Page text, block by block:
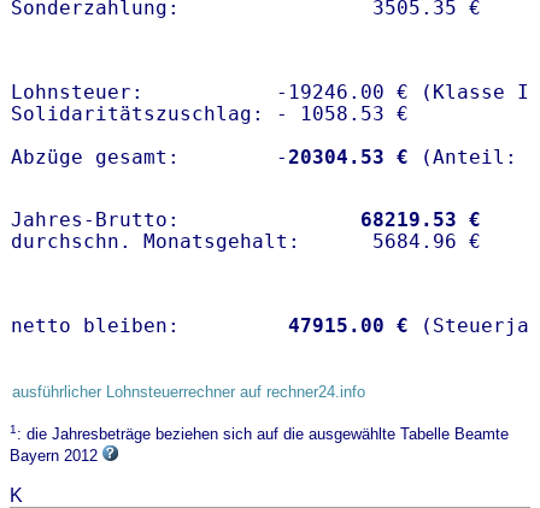
Lohnsteuer:           -19246.00 € (Klasse I)
Solidaritätszuschlag: - 1058.53 €
Abzüge gesamt:        -20304.53 €
Jahres-Brutto: 68219.53 €
netto bleiben: 47915.00 €
ausführlicher Lohnsteuerrechner auf rechner24.info
1: die Jahresbeträge beziehen sich auf die ausgewählte Tabelle Beamte
Bayern 2012
K